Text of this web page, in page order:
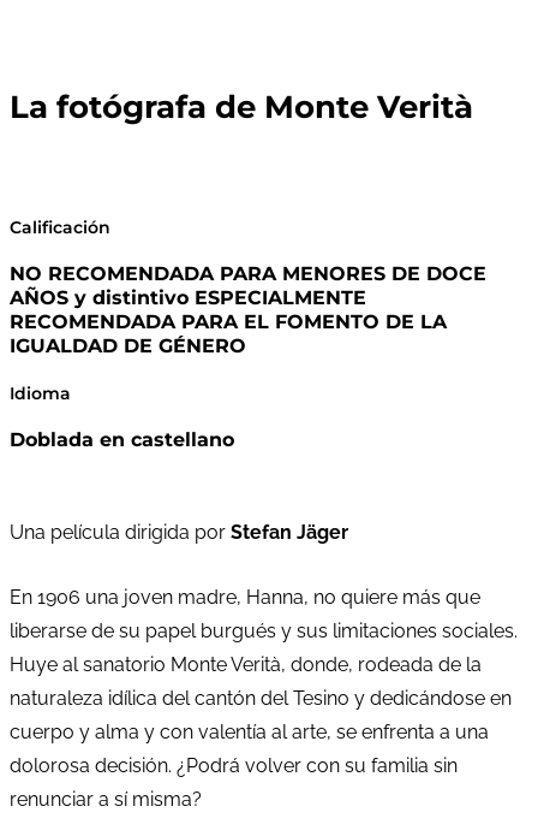
La fotógrafa de Monte Verità
Calificación
NO RECOMENDADA PARA MENORES DE DOCE
AÑOS y distintivo ESPECIALMENTE
RECOMENDADA PARA EL FOMENTO DE LA
IGUALDAD DE GÉNERO
Idioma
Doblada en castellano
Una película dirigida por Stefan Jäger
En 1906 una joven madre, Hanna, no quiere más que
liberarse de su papel burgués y sus limitaciones sociales.
Huye al sanatorio Monte Verità, donde, rodeada de la
naturaleza idílica del cantón del Tesino y dedicándose en
cuerpo y alma y con valentía al arte, se enfrenta a una
dolorosa decisión. ¿Podrá volver con su familia sin
renunciar a sí misma?